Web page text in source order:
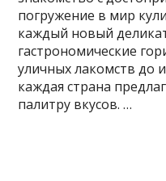
погружение в мир
каждый новый
гастрономические
уличных лакомств до
каждая страна
палитру вкусов. …